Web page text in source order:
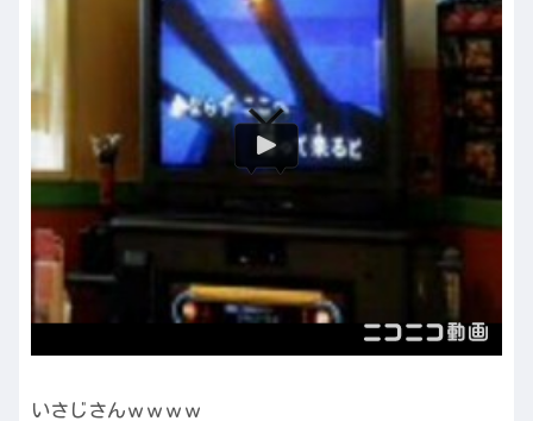
いさじさんｗｗｗｗ